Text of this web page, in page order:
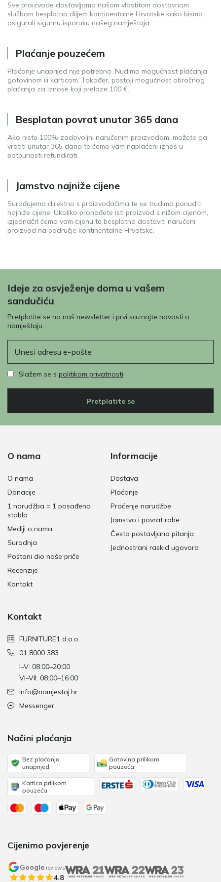
Sve proizvode dostavljamo našom vlastitom dostavnom
službom besplatno diljem kontinentalne Hrvatske kako bismo
osigurali sigurnu isporuku našeg namještaja.
Plaćanje pouzećem
Plaćanje unaprijed nije potrebno. Nudimo mogućnost plaćanja
gotovinom ili karticom. Također, postoji mogućnost obročnog
plaćanja za iznose koji prelaze 100 €.
Besplatan povrat unutar 365 dana
Ako niste 100% zadovoljni naručenim proizvodom, možete ga
vratiti unutar 365 dana te ćemo vam naplaćeni iznos u
potpunosti refundirati.
Jamstvo najniže cijene
Surađujemo direktno s proizvođačima te se trudimo ponuditi
najniže cijene. Ukoliko pronađete isti proizvod s nižom cijenom,
izjednačit ćemo vam cijenu te besplatno dostaviti naručeni
proizvod na područje kontinentalne Hrvatske.
Ideje za osvježenje doma u vašem
sandučiću
Pretplatite se na naš newsletter i prvi saznajte novosti o
namještaju.
Slažem se s politikom privatnosti
Pretplatite se
O nama
O nama
Donacije
1 narudžba = 1 posađeno
stablo
Mediji o nama
Suradnja
Postani dio naše priče
Recenzije
Kontakt
Informacije
Dostava
Plaćanje
Praćenje narudžbe
Jamstvo i povrat robe
Često postavljana pitanja
Jednostrani raskid ugovora
Kontakt
FURNITURE1 d.o.o.
01 8000 383
I–V: 08:00–20:00
VI–VII: 08:00–16:00
info@namjestaj.hr
Messenger
Načini plaćanja
Bez plaćanja
unaprijed
Gotovina prilikom
pouzeća
Kartica prilikom
pouzeća
Cijenimo povjerenje
Google reviews
4.8